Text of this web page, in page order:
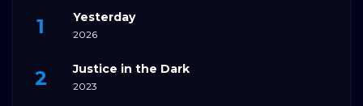
Yesterday
2026
Justice in the Dark
2023